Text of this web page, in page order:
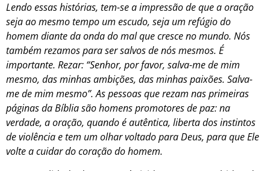
Lendo essas histórias, tem-se a impressão de que a oração
seja ao mesmo tempo um escudo, seja um refúgio do
homem diante da onda do mal que cresce no mundo. Nós
também rezamos para ser salvos de nós mesmos. É
importante. Rezar: “Senhor, por favor, salva-me de mim
mesmo, das minhas ambições, das minhas paixões. Salva-
me de mim mesmo”. As pessoas que rezam nas primeiras
páginas da Bíblia são homens promotores de paz: na
verdade, a oração, quando é autêntica, liberta dos instintos
de violência e tem um olhar voltado para Deus, para que Ele
volte a cuidar do coração do homem.